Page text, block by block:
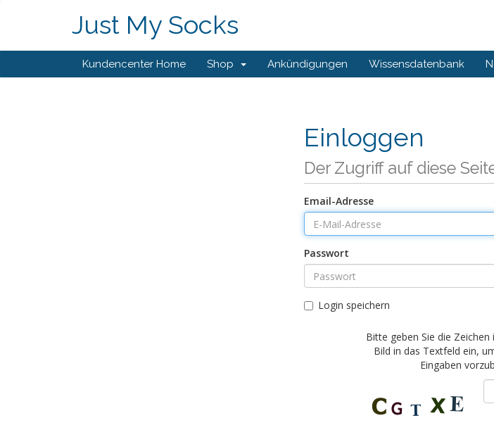
Just My Socks
Kundencenter Home Shop Ankündigungen Wissensdatenbank
Einloggen
Der Zugriff auf diese
Email-Adresse
Passwort
Login speichern
Bitte geben Sie die
Bild in das Textfeld ein,
Eingaben